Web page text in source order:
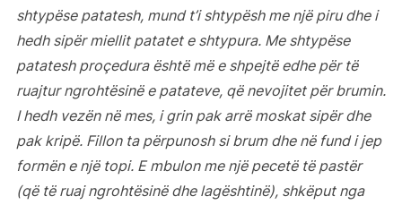
shtypëse patatesh, mund t’i shtypësh me një piru dhe i
hedh sipër miellit patatet e shtypura. Me shtypëse
patatesh proçedura është më e shpejtë edhe për të
ruajtur ngrohtësinë e patateve, që nevojitet për brumin.
I hedh vezën në mes, i grin pak arrë moskat sipër dhe
pak kripë. Fillon ta përpunosh si brum dhe në fund i jep
formën e një topi. E mbulon me një pecetë të pastër
(që të ruaj ngrohtësinë dhe lagështinë), shkëput nga